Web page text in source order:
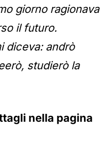
giorno ragionava
il futuro.
diceva: andrò
studierò la
nella pagina